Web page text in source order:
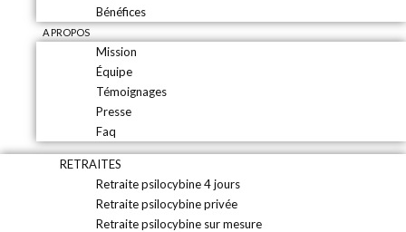
Bénéfices
A PROPOS
Mission
Équipe
Témoignages
Presse
Faq
RETRAITES
Retraite psilocybine 4 jours
Retraite psilocybine privée
Retraite psilocybine sur mesure